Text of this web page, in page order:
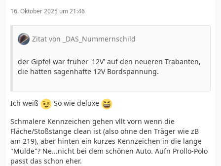
16. Oktober 2025 um 21:46
Zitat von _DAS_Nummernschild
der Gipfel war früher '12V' auf den neueren Trabanten,
die hatten sagenhafte 12V Bordspannung.
Ich weiß
So wie deluxe
Schmalere Kennzeichen gehen vllt vorn wenn die
Fläche/Stoßstange clean ist (also ohne den Träger wie zB
am 219), aber hinten ein kurzes Kennzeichen in die lange
"Mulde"? Ne...nicht bei dem schönen Auto. Aufn Prollo-Polo
passt das schon eher.